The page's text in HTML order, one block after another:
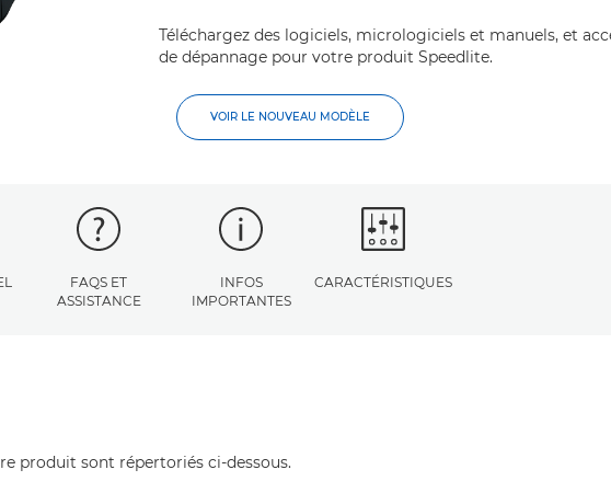
Téléchargez des logiciels, micrologiciels et manuels, et
de dépannage pour votre produit Speedlite.
VOIR LE NOUVEAU MODÈLE
FAQS ET
ASSISTANCE
INFOS
IMPORTANTES
CARACTÉRISTIQUES
produit sont répertoriés ci-dessous.